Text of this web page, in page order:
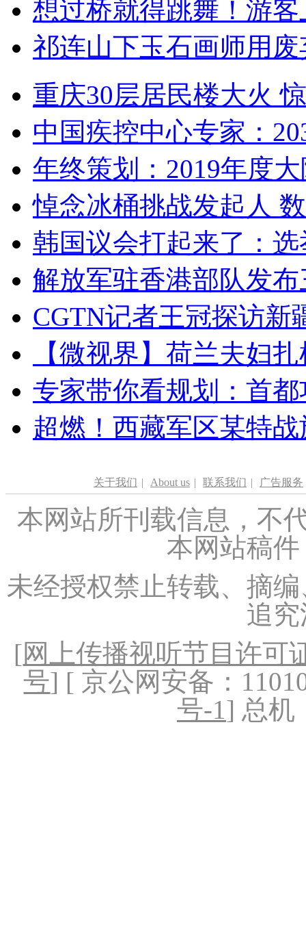
想过桥就得跳舞！游客
祁连山下玉石画师用
重庆30层居民楼大火
中国疾控中心专家：
年终策划：2019年度
悼念冰桶挑战发起人
韩国议会打起来了：
解放军驻香港部队发
CGTN记者王冠探访新
【微视界】荷兰夫妇
专家带你看规划：首
超燃！西藏军区某特
关于我们 | About us | 联系我们 | 广告服务
本网站所刊载信息，不
本网站稿
未经授权禁止转载、摘
追
[网上传播视听节目许可
号] [ 京公网安备：
号-1] 总机